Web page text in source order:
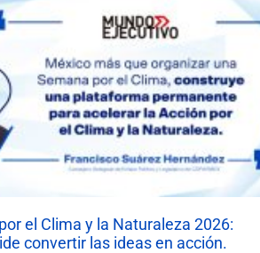
el Clima y la Naturaleza 2026:
convertir las ideas en acción.